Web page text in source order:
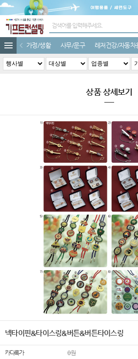
가정/생활 사무/문구 레저건강/자동차
상품 상세보기
넥타이핀&타이스링&버튼&버튼타이스링
카다록가
0원